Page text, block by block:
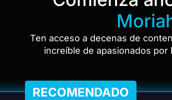
Ten acceso a decenas de
increíble de apasionados por
RECOMENDADO